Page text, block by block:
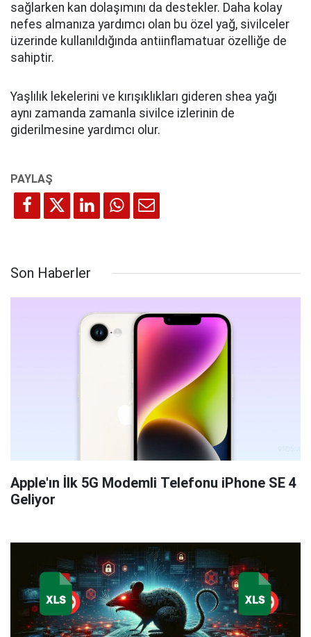
sağlarken kan dolaşımını da destekler. Daha kolay
nefes almanıza yardımcı olan bu özel yağ, sivilceler
üzerinde kullanıldığında antiinflamatuar özelliğe de
sahiptir.
Yaşlılık lekelerini ve kırışıklıkları gideren shea yağı
aynı zamanda zamanla sivilce izlerinin de
giderilmesine yardımcı olur.
Son Haberler
Apple'ın İlk 5G Modemli Telefonu iPhone SE 4
Geliyor